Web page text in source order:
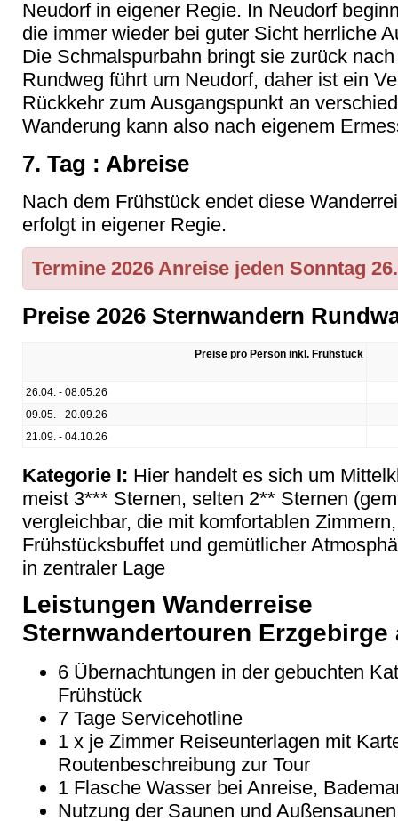
Neudorf in eigener Regie. In Neudorf
die immer wieder bei guter Sicht herrliche
Die Schmalspurbahn bringt sie zurück
Rundweg führt um Neudorf, daher ist ein
Rückkehr zum Ausgangspunkt an
Wanderung kann also nach eigenem
7. Tag : Abreise
Nach dem Frühstück endet diese
erfolgt in eigener Regie.
Termine 2026 Anreise jeden Sonntag
Preise 2026 Sternwandern
Preise pro Person inkl. Frühstück
26.04. - 08.05.26
09.05. - 20.09.26
21.09. - 04.10.26
Kategorie I: Hier handelt es sich um
meist 3*** Sternen, selten 2** Sternen
vergleichbar, die mit komfortablen
Frühstücksbuffet und gemütlicher
in zentraler Lage
Leistungen Wanderreise
Sternwandertouren
6 Übernachtungen in der gebuchten
Frühstück
7 Tage Servicehotline
1 x je Zimmer Reiseunterlagen mit
Routenbeschreibung zur Tour
1 Flasche Wasser bei Anreise,
Nutzung der Saunen und